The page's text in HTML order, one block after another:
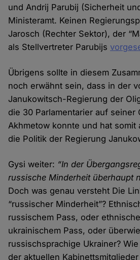
und Andrij Parubij (Sicherheit
Ministeramt. Keinen
Jarosch (Rechter Sektor), der
als Stellvertreter Parubijs
Übrigens sollte in diesem
noch erwähnt sein, dass in der
Janukowitsch-Regierung der
die 30 Parlamentarier auf seiner
Akhmetow konnte und hat somit
die Politik der Regierung
Gysi weiter: “In der
russische Minderheit überhaupt
Doch was genau versteht Die
“russischer Minderheit”?
russischem Pass, oder
ukrainischem Pass, oder
russischsprachige Ukrainer?
der aktuellen